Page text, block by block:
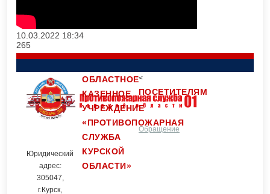
10.03.2022 18:34
265
Юридический
адрес:
305047,
г.Курск,
ОБЛАСТНОЕ
КАЗЕННОЕ
УЧРЕЖДЕНИЕ
«ПРОТИВОПОЖАРНАЯ
СЛУЖБА
КУРСКОЙ
ОБЛАСТИ»
<
ПОСЕТИТЕЛЯМ
Обращение